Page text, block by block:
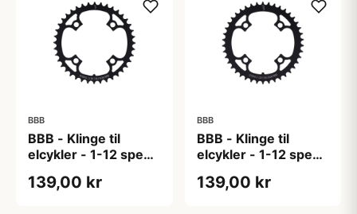
BBB
BBB - Klinge til
elcykler - 1-12 speed
139,00 kr
BBB
BBB - Klinge til
elcykler - 1-12 speed
139,00 kr